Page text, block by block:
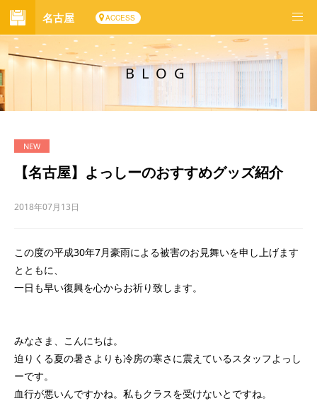
名古屋 ACCESS
BLOG
【名古屋】よっしーのおすすめグッズ紹介
2018年07月13日
この度の平成30年7月豪雨による被害のお見舞いを申し上げます
とともに、
一日も早い復興を心からお祈り致します。
みなさま、こんにちは。
迫りくる夏の暑さよりも冷房の寒さに震えているスタッフよっし
ーです。
血行が悪いんですかね。私もクラスを受けないとですね。